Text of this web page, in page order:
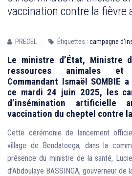
vaccination contre la fièvre
PRECEL Étiquettes : campagne
Le ministre d’État, Ministre
ressources animales
Commandant Ismaël SOMBIE
ce mardi 24 juin 2025, les
d’insémination
vaccination du cheptel contre
Cette cérémonie de lancement
village de Bendatoega, dans la
présence du ministre de la santé,
d’Abdoulaye BASSINGA, gouverneur de